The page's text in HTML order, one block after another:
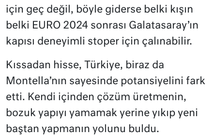
için geç değil, böyle giderse belki kışın
belki EURO 2024 sonrası Galatasaray’ın
kapısı deneyimli stoper için çalınabilir.
Kıssadan hisse, Türkiye, biraz da
Montella’nın sayesinde potansiyelini fark
etti. Kendi içinden çözüm üretmenin,
bozuk yapıyı yamamak yerine yıkıp yeni
baştan yapmanın yolunu buldu.